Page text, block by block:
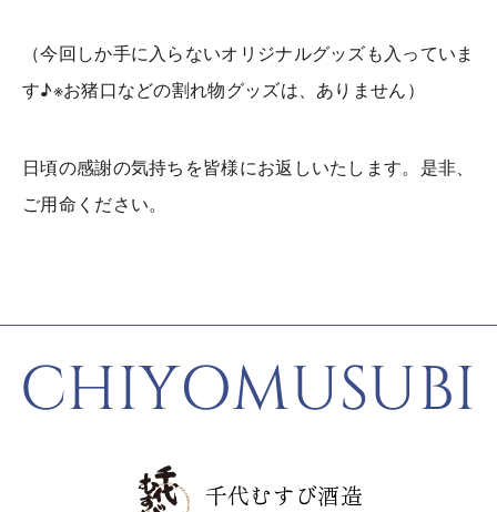
（今回しか手に入らないオリジナルグッズも入っていま
す♪※お猪口などの割れ物グッズは、ありません）
日頃の感謝の気持ちを皆様にお返しいたします。是非、
ご用命ください。
CHIYOMUSUBI
千代むすび酒造